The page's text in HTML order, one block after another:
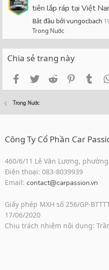
tiên lắp ráp tại Việt
Bắt đầu bởi vungocbach
Trong Nước
Chia sẻ trang này
FacebookTwitterReddit
Trong Nước
Công Ty Cổ Phần Car
460/6/11 Lê Văn Lương,
Điện thoại: 083-8039939
Email: contact@carpassion.vn
Giấy phép MXH số 256/GP-
17/06/2020
Chịu trách nhiệm nội dung: